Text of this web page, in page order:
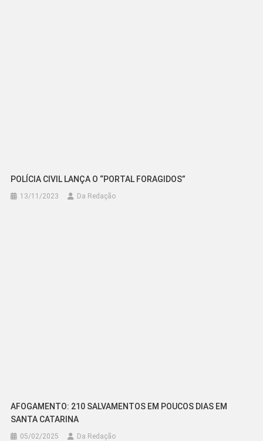
POLÍCIA CIVIL LANÇA O “PORTAL FORAGIDOS”
13/11/2023 Da Redação
AFOGAMENTO: 210 SALVAMENTOS EM POUCOS DIAS EM
SANTA CATARINA
05/02/2025 Da Redação